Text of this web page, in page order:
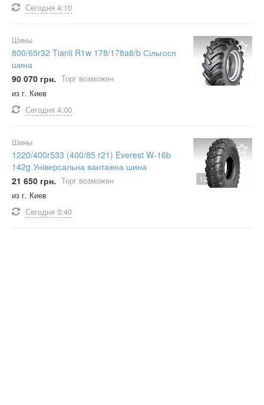
Сегодня 4:10
Шины
800/65r32 Tianli R1w 178/178a8/b Сільгосп
шина
90 070 грн. Торг возможен
из г. Киев
Сегодня 4:00
12
Шины
1220/400r533 (400/85 r21) Everest W-16b
142g Універсальна вантажна шина
21 650 грн. Торг возможен
из г. Киев
Сегодня 3:40